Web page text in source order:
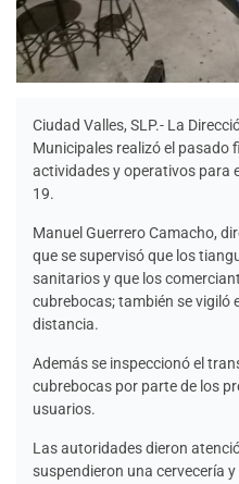
Ciudad Valles, SLP.- La
Municipales realizó el pasado
actividades y operativos para
19.
Manuel Guerrero Camacho,
que se supervisó que los
sanitarios y que los
cubrebocas; también se vigiló
distancia.
Además se inspeccionó el
cubrebocas por parte de los
usuarios.
Las autoridades dieron
suspendieron una cervecería